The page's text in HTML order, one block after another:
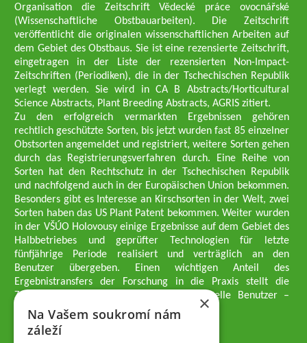
Organisation die Zeitschrift Vědecké práce ovocnářské
(Wissenschaftliche Obstbauarbeiten). Die Zeitschrift
veröffentlicht die originalen wissenschaftlichen Arbeiten auf
dem Gebiet des Obstbaus. Sie ist eine rezensierte Zeitschrift,
eingetragen in der Liste der rezensierten Non-Impact-
Zeitschriften (Periodiken), die in der Tschechischen Republik
verlegt werden. Sie wird in CA B Abstracts/Horticultural
Science Abstracts, Plant Breeding Abstracts, AGRIS zitiert.
Zu den erfolgreich vermarkten Ergebnissen gehören
rechtlich geschützte Sorten, bis jetzt wurden fast 85 einzelner
Obstsorten angemeldet und registriert, weitere Sorten gehen
durch das Registrierungsverfahren durch. Eine Reihe von
Sorten hat den Rechtschutz in der Tschechischen Republik
und nachfolgend auch in der Europäischen Union bekommen.
Besonders gibt es Interesse an Kirschsorten in der Welt, zwei
Sorten haben das US Plant Patent bekommen. Weiter wurden
in der VŠÚO Holovousy einige Ergebnisse auf dem Gebiet des
Halbbetriebes und geprüfter Technologien für letzte
fünfjährige Periode realisiert und verträglich an den
Benutzer übergeben. Einen wichtigen Anteil des
Ergebnistransfers der Forschung in die Praxis stellt die
Züchtungsmethodik dar, die an professionelle Benutzer –
professionelle Obstzüchter übergeben wird.
Geschäftsführer der Gesellschaft
Dipl.-Ing. Tomáš Zmeškal
×
Na Vašem soukromí nám
záleží